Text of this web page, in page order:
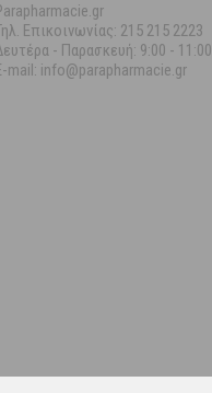
Επικοινωνίας: 215 215 2223
- Παρασκευή: 9:00 - 11:00
mail: info@parapharmacie.gr